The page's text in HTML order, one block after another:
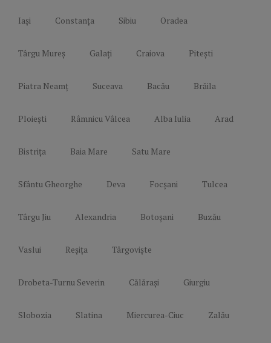
Iași Constanța Sibiu Oradea
Târgu Mureș Galați Craiova Pitești
Piatra Neamț Suceava Bacău Brăila
Ploiești Râmnicu Vâlcea Alba Iulia Arad
Bistrița Baia Mare Satu Mare
Sfântu Gheorghe Deva Focșani Tulcea
Târgu Jiu Alexandria Botoșani Buzău
Vaslui Reșița Târgoviște
Drobeta-Turnu Severin Călărași Giurgiu
Slobozia Slatina Miercurea-Ciuc Zalău